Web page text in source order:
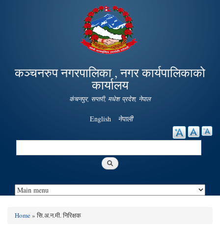
Skip to
main
content
कञ्चनरुप नगरपालिका , नगर कार्यपालिकाको
कार्यालय
कंचनपुर, सप्तरी, मधेश प्रदेश, नेपाल
English नेपाली
Search
Home» सि.अ.न.मी. निरिक्षक